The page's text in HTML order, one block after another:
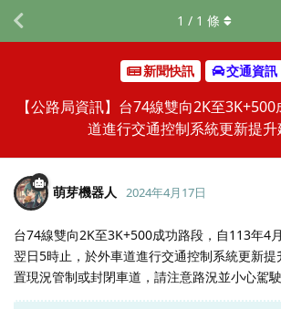
新聞快訊 交通資訊
【公路局資訊】台74線雙向2K至
道進行交通控制系統更新提升
1 / 1 條
萌芽機器人 2024年4月17日
台74線雙向2K至3K+500成功路段，自113年4
翌日5時止，於外車道進行交通控制系統更新
置現況管制或封閉車道，請注意路況並小心駕駛